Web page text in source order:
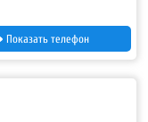
Показать телефон